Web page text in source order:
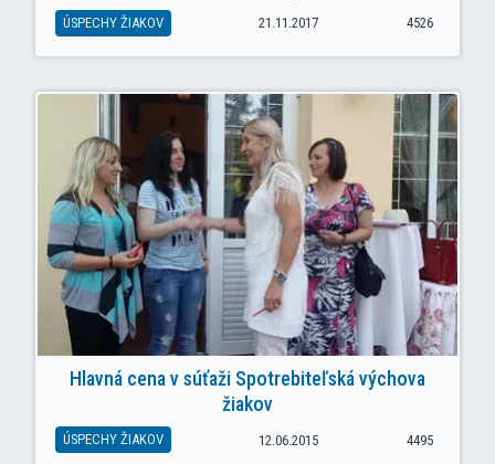
ÚSPECHY ŽIAKOV 21.11.2017 4526
Hlavná cena v súťaži Spotrebiteľská výchova
žiakov
ÚSPECHY ŽIAKOV 12.06.2015 4495